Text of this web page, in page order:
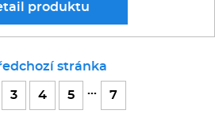
produktu
stránka
3 4 5 ... 7